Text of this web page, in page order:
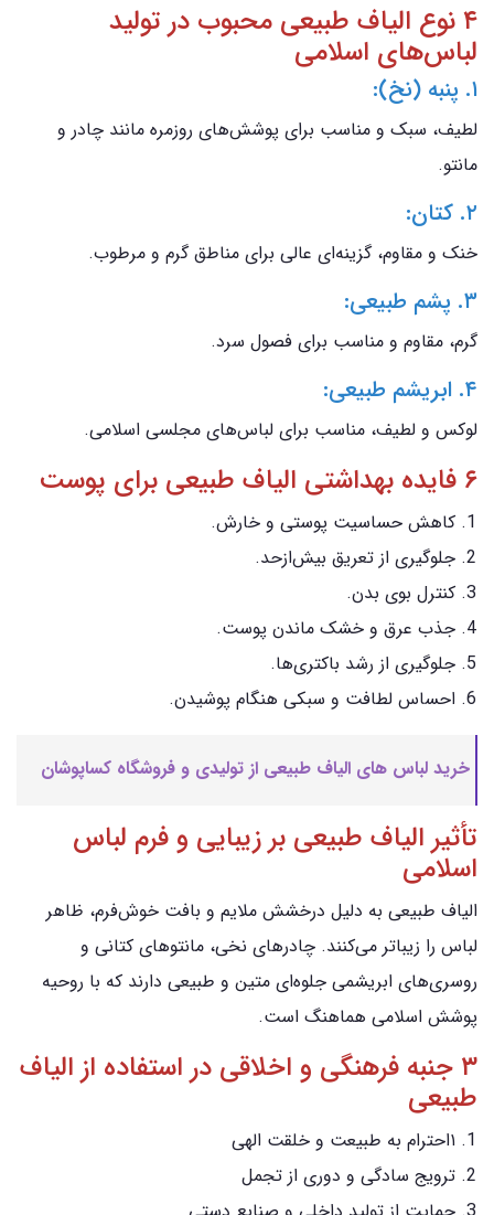
۴ نوع الیاف طبیعی محبوب در تولید
لباس‌های اسلامی
۱. پنبه (نخ):
لطیف، سبک و مناسب برای پوشش‌های روزمره مانند چادر و
مانتو.
۲. کتان:
خنک و مقاوم، گزینه‌ای عالی برای مناطق گرم و مرطوب.
۳. پشم طبیعی:
گرم، مقاوم و مناسب برای فصول سرد.
۴. ابریشم طبیعی:
لوکس و لطیف، مناسب برای لباس‌های مجلسی اسلامی.
۶ فایده بهداشتی الیاف طبیعی برای پوست
کاهش حساسیت پوستی و خارش.
جلوگیری از تعریق بیش‌ازحد.
کنترل بوی بدن.
جذب عرق و خشک ماندن پوست.
جلوگیری از رشد باکتری‌ها.
احساس لطافت و سبکی هنگام پوشیدن.
خرید لباس های الیاف طبیعی از تولیدی و فروشگاه کساپوشان
تأثیر الیاف طبیعی بر زیبایی و فرم لباس
اسلامی
الیاف طبیعی به دلیل درخشش ملایم و بافت خوش‌فرم، ظاهر
لباس را زیباتر می‌کنند. چادرهای نخی، مانتوهای کتانی و
روسری‌های ابریشمی جلوه‌ای متین و طبیعی دارند که با روحیه
پوشش اسلامی هماهنگ است.
۳ جنبه فرهنگی و اخلاقی در استفاده از الیاف
طبیعی
۱احترام به طبیعت و خلقت الهی
ترویج سادگی و دوری از تجمل